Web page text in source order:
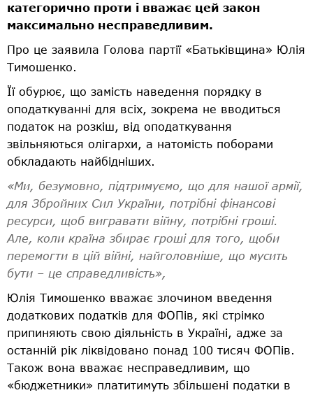
категорично проти і вважає цей закон
максимально несправедливим.
Про це заявила Голова партії «Батьківщина» Юлія
Тимошенко.
Її обурює, що замість наведення порядку в
оподаткуванні для всіх, зокрема не вводиться
податок на розкіш, від оподаткування
звільняються олігархи, а натомість поборами
обкладають найбідніших.
«Ми, безумовно, підтримуємо, що для нашої армії,
для Збройних Сил України, потрібні фінансові
ресурси, щоб вигравати війну, потрібні гроші.
Але, коли країна збирає гроші для того, щоби
перемогти в цій війні, найголовніше, що мусить
бути – це справедливість»,
Юлія Тимошенко вважає злочином введення
додаткових податків для ФОПів, які стрімко
припиняють свою діяльність в Україні, адже за
останній рік ліквідовано понад 100 тисяч ФОПів.
Також вона вважає несправедливим, що
«бюджетники» платитимуть збільшені податки в